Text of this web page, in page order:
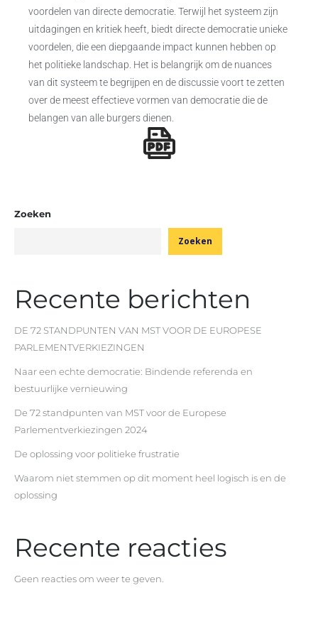
voordelen van directe democratie. Terwijl het systeem zijn
uitdagingen en kritiek heeft, biedt directe democratie unieke
voordelen, die een diepgaande impact kunnen hebben op
het politieke landschap. Het is belangrijk om de nuances
van dit systeem te begrijpen en de discussie voort te zetten
over de meest effectieve vormen van democratie die de
belangen van alle burgers dienen.
Zoeken
Zoeken
Recente berichten
DE 72 STANDPUNTEN VAN MST VOOR DE EUROPESE
PARLEMENTVERKIEZINGEN
Naar een echte democratie: Bindende referenda en
bestuurlijke vernieuwing
De 72 standpunten van MST voor de Europese
Parlementverkiezingen 2024
De oplossing voor politieke frustratie
Waarom niet stemmen op dit moment heel logisch is en de
oplossing
Recente reacties
Geen reacties om weer te geven.